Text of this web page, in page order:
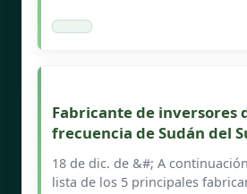
Fabricante de inversores
frecuencia de Sudán del
18 de dic. de &#; A
lista de los 5 principales